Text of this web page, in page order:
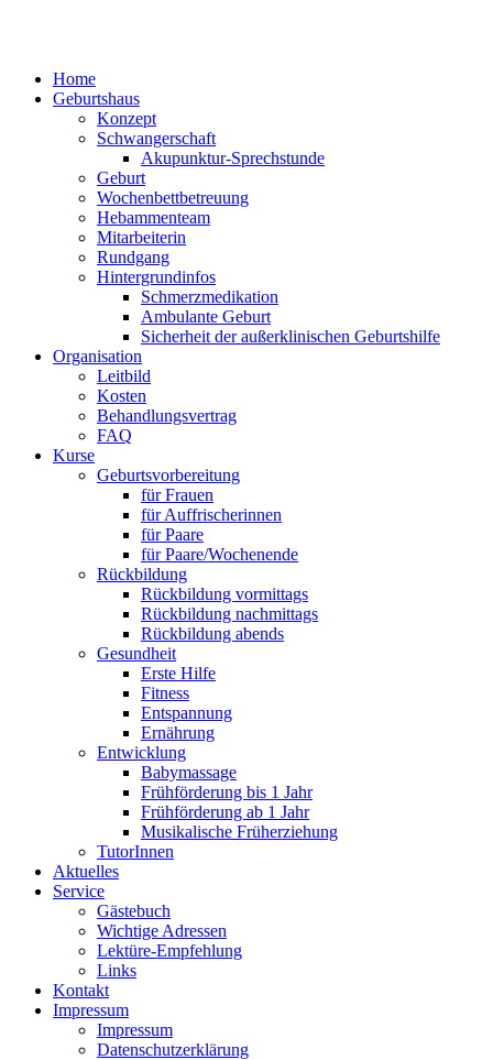
Home
Geburtshaus
Konzept
Schwangerschaft
Akupunktur-Sprechstunde
Geburt
Wochenbettbetreuung
Hebammenteam
Mitarbeiterin
Rundgang
Hintergrundinfos
Schmerzmedikation
Ambulante Geburt
Sicherheit der außerklinischen Geburtshilfe
Organisation
Leitbild
Kosten
Behandlungsvertrag
FAQ
Kurse
Geburtsvorbereitung
für Frauen
für Auffrischerinnen
für Paare
für Paare/Wochenende
Rückbildung
Rückbildung vormittags
Rückbildung nachmittags
Rückbildung abends
Gesundheit
Erste Hilfe
Fitness
Entspannung
Ernährung
Entwicklung
Babymassage
Frühförderung bis 1 Jahr
Frühförderung ab 1 Jahr
Musikalische Früherziehung
TutorInnen
Aktuelles
Service
Gästebuch
Wichtige Adressen
Lektüre-Empfehlung
Links
Kontakt
Impressum
Impressum
Datenschutzerklärung